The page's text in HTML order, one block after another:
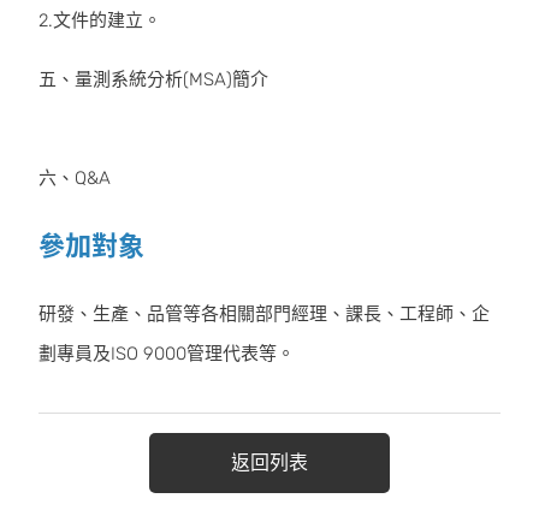
2.文件的建立。
五、量測系統分析(MSA)簡介
六、Q&A
參加對象
研發、生產、品管等各相關部門經理、課長、工程師、企
劃專員及ISO 9000管理代表等。
返回列表